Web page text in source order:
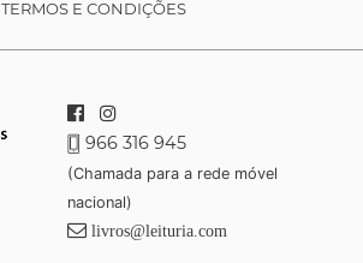
TERMOS E CONDIÇÕES
966 316 945
(Chamada para a rede móvel
nacional)
livros@leituria.com